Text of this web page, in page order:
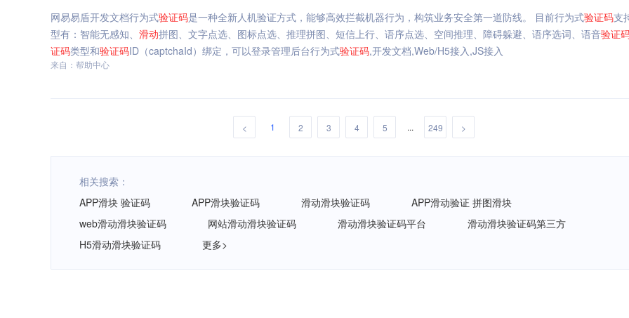
网易易盾开发文档行为式验证码是一种全新人机验证方式，能够高效拦截机器行为，构筑业务安全第一道防线。 目前行为式验证码支
型有：智能无感知、 滑动拼图、文字点选、图标点选、推理拼图、短信上行、语序点选、空间推理、障碍躲避、语序选词、语音验证
证码类型和验证码ID（captchaId）绑定，可以登录管理后台行为式验证码,开发文档,Web/H5接入,JS接入
来自：帮助中心
< 1 2 3 4 5 ... 249 >
相关搜索：
APP滑块 验证码
APP滑块验证码 滑动滑块验证码
APP滑动验证 拼图滑块
web滑动滑块验证码
网站滑动滑块验证码 滑动滑块验证码平台
滑动滑块验证码第三方
H5滑动滑块验证码
更多>